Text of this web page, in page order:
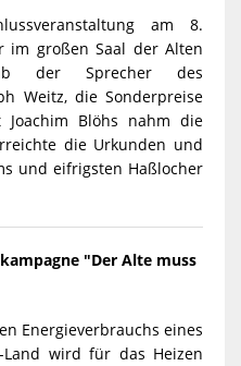
am 8.
im großen Saal der Alten
der Sprecher des
Weitz, die Sonderpreise
Joachim Blöhs nahm die
die Urkunden und
und eifrigsten Haßlocher
"Der Alte muss
Energieverbrauchs eines
Land wird für das Heizen